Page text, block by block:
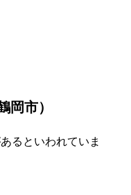
市）
るといわれていま